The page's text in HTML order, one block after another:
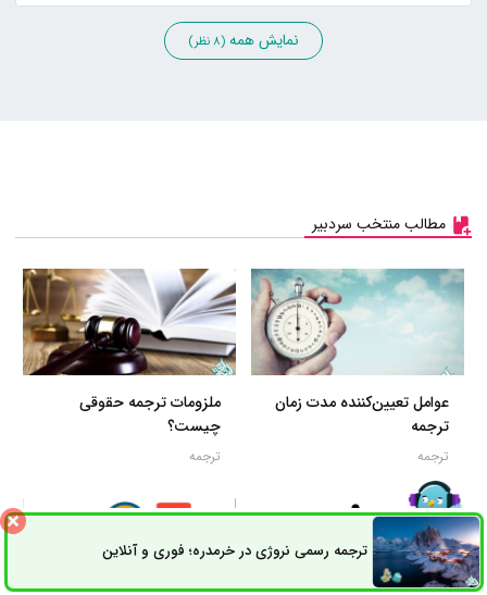
نمایش همه (8 نظر)
مطالب منتخب سردبیر
عوامل تعیین‌کننده مدت زمان
ترجمه
ترجمه
ملزومات ترجمه حقوقی
چیست؟
ترجمه
ترجمه رسمی نروژی در خرمدره؛ فوری و آنلاینثبت سفارش راه های ارتباطی